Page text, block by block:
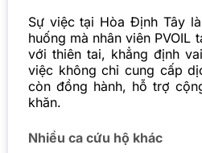
Sự việc tại Hòa Định Tây
huống mà nhân viên PVOIL
với thiên tai, khẳng định
việc không chỉ cung cấp
còn đồng hành, hỗ trợ
khăn.
Nhiều ca cứu hộ khác